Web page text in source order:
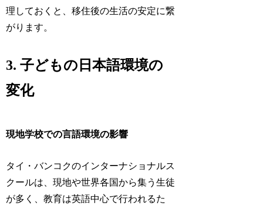
理しておくと、移住後の生活の安定に繋
がります。
3. 子どもの日本語環境の
変化
現地学校での言語環境の影響
タイ・バンコクのインターナショナルス
クールは、現地や世界各国から集う生徒
が多く、教育は英語中心で行われるた